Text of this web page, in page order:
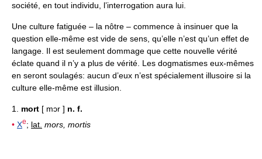
société, en tout individu, l’interrogation aura lui.
Une culture fatiguée – la nôtre – commence à insinuer que la
question elle-même est vide de sens, qu’elle n’est qu’un effet de
langage. Il est seulement dommage que cette nouvelle vérité
éclate quand il n’y a plus de vérité. Les dogmatismes eux-mêmes
en seront soulagés: aucun d’eux n’est spécialement illusoire si la
culture elle-même est illusion.
1. mort [ mɔr ] n. f.
• Xe; lat. mors, mortis